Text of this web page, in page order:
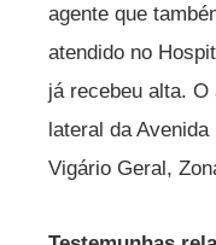
agente que
atendido no
já recebeu alta.
lateral da
Vigário Geral,